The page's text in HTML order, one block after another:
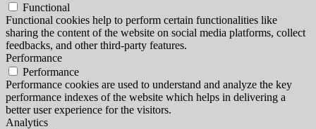
Functional
Functional cookies help to perform certain functionalities like
sharing the content of the website on social media platforms, collect
feedbacks, and other third-party features.
Performance
Performance
Performance cookies are used to understand and analyze the key
performance indexes of the website which helps in delivering a
better user experience for the visitors.
Analytics